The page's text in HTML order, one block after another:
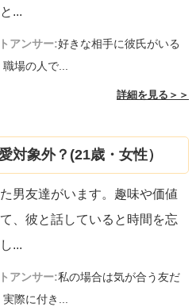
...
アンサー:好きな相手に彼氏がいる
場の人で...
詳細を見る＞＞
対象外？(21歳・女性）
男友達がいます。趣味や価値
、彼と話していると時間を忘
...
アンサー:私の場合は気が合う友だ
際に付き...